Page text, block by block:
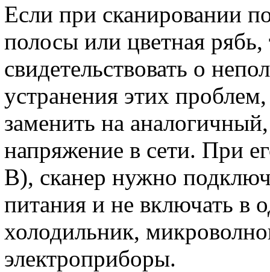
Если при сканировании
полосы или цветная
свидетельствовать о
устранения этих
заменить на
напряжение в сети. При
В), сканер нужно
питания и не включать в
холодильник,
электроприборы.